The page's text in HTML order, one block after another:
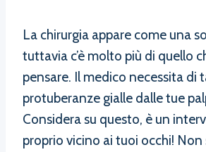
La chirurgia appare come una
tuttavia c’è molto più di quello
pensare. Il medico necessita di
protuberanze gialle dalle tue
Considera su questo, è un
proprio vicino ai tuoi occhi!